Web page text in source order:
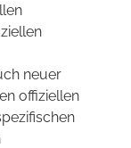
neuer
offiziellen